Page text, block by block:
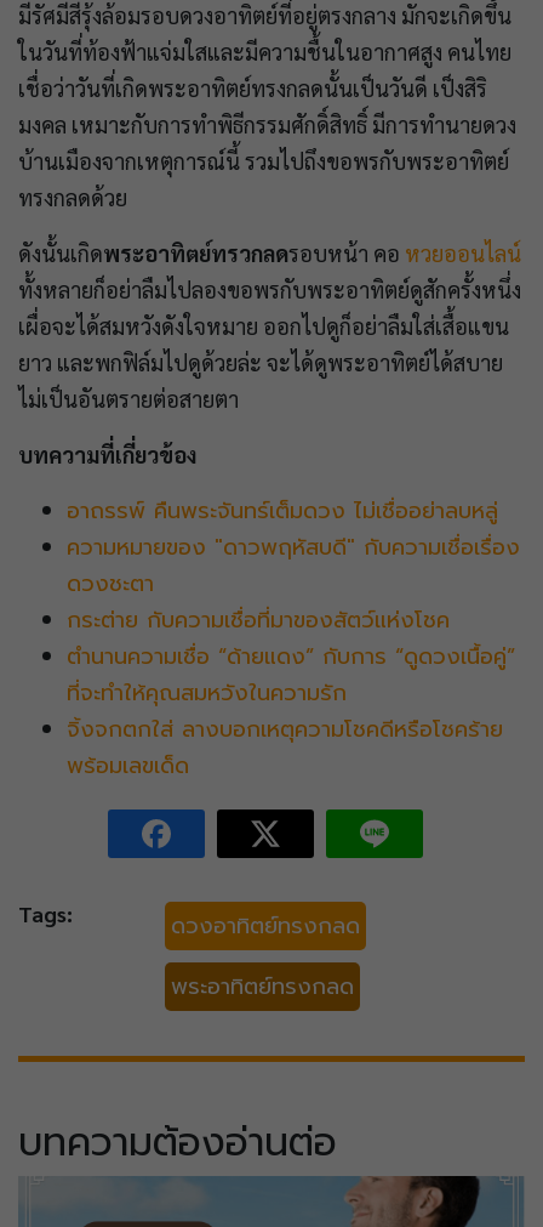
มีรัศมีสีรุ้งล้อมรอบดวงอาทิตย์ที่อยู่ตรงกลาง มักจะเกิดขึ้น
ในวันที่ท้องฟ้าแจ่มใสและมีความชื้นในอากาศสูง คนไทย
เชื่อว่าวันที่เกิดพระอาทิตย์ทรงกลดนั้นเป็นวันดี เป็งสิริ
มงคล เหมาะกับการทำพิธีกรรมศักดิ์สิทธิ์ มีการทำนายดวง
บ้านเมืองจากเหตุการณ์นี้ รวมไปถึงขอพรกับพระอาทิตย์
ทรงกลดด้วย
ดังนั้นเกิดพระอาทิตย์ทรวกลดรอบหน้า คอ หวยออนไลน์
ทั้งหลายก็อย่าลืมไปลองขอพรกับพระอาทิตย์ดูสักครั้งหนึ่ง
เผื่อจะได้สมหวังดังใจหมาย ออกไปดูก็อย่าลืมใส่เสื้อแขน
ยาว และพกฟิล์มไปดูด้วยล่ะ จะได้ดูพระอาทิตย์ได้สบาย
ไม่เป็นอันตรายต่อสายตา
บทความที่เกี่ยวข้อง
อาถรรพ์ คืนพระจันทร์เต็มดวง ไม่เชื่ออย่าลบหลู่
ความหมายของ "ดาวพฤหัสบดี" กับความเชื่อเรื่อง
ดวงชะตา
กระต่าย กับความเชื่อที่มาของสัตว์แห่งโชค
ตำนานความเชื่อ “ด้ายแดง” กับการ “ดูดวงเนื้อคู่”
ที่จะทำให้คุณสมหวังในความรัก
จิ้งจกตกใส่ ลางบอกเหตุความโชคดีหรือโชคร้าย
พร้อมเลขเด็ด
Tags:
ดวงอาทิตย์ทรงกลด
พระอาทิตย์ทรงกลด
บทความต้องอ่านต่อ